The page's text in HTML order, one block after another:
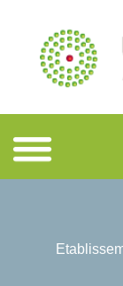
Etablissements et services médico-sociaux et